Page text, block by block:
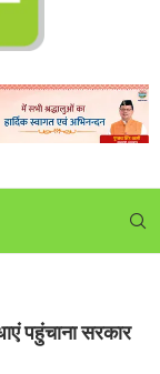
पहुंचाना सरकार